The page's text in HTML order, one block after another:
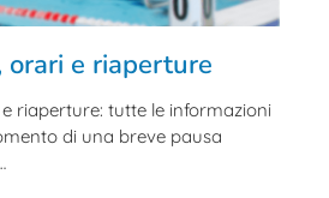
orari e riaperture
riaperture: tutte le informazioni
di una breve pausa